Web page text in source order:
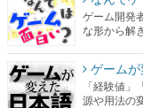
「経験値」
源や用法の
カテゴリ